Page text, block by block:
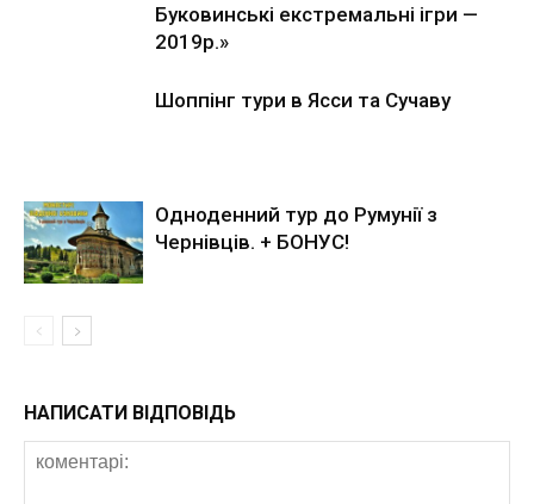
Буковинськi екстремальнi iгри —
2019р.»
Шоппінг тури в Ясси та Сучаву
Одноденний тур до Румунії з
Чернівців. + БОНУС!
НАПИСАТИ ВІДПОВІДЬ